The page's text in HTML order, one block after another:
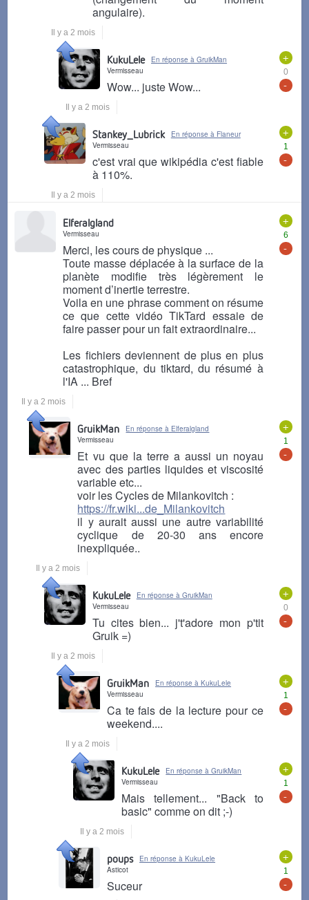
angulaire).
Il y a 2 mois
+
0
-
KukuLele
En réponse à GruikMan
Vermisseau
Wow... juste Wow...
Il y a 2 mois
+
1
-
Stankey_Lubrick
En réponse à Flaneur
Vermisseau
c'est vrai que wikipédia c'est fiable
à 110%.
Il y a 2 mois
+
6
-
Elferalgland
Vermisseau
Merci, les cours de physique ...
Toute masse déplacée à la surface de la
planète modifie très légèrement le
moment d’inertie terrestre.
Voila en une phrase comment on résume
ce que cette vidéo TikTard essaie de
faire passer pour un fait extraordinaire...
Les fichiers deviennent de plus en plus
catastrophique, du tiktard, du résumé à
l'IA ... Bref
Il y a 2 mois
+
1
-
GruikMan
En réponse à Elferalgland
Vermisseau
Et vu que la terre a aussi un noyau
avec des parties liquides et viscosité
variable etc...
voir les Cycles de Milankovitch :
https://fr.wiki...de_Milankovitch
il y aurait aussi une autre variabilité
cyclique de 20-30 ans encore
inexpliquée..
Il y a 2 mois
+
0
-
KukuLele
En réponse à GruikMan
Vermisseau
Tu cites bien... j't'adore mon p'tit
Gruik =)
Il y a 2 mois
+
1
-
GruikMan
En réponse à KukuLele
Vermisseau
Ca te fais de la lecture pour ce
weekend....
Il y a 2 mois
+
1
-
KukuLele
En réponse à GruikMan
Vermisseau
Mais tellement... "Back to
basic" comme on dit ;-)
Il y a 2 mois
+
1
-
poups
En réponse à KukuLele
Asticot
Suceur